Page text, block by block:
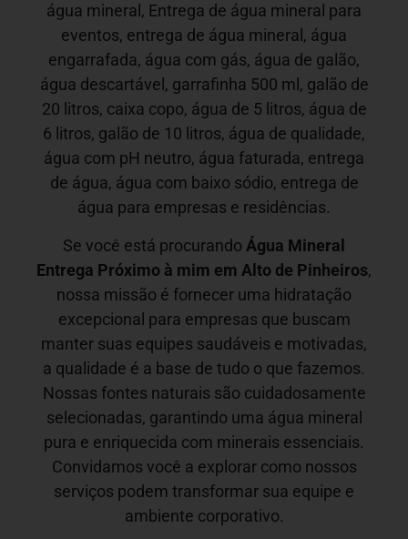
água mineral, Entrega de água mineral para
eventos, entrega de água mineral, água
engarrafada, água com gás, água de galão,
água descartável, garrafinha 500 ml, galão de
20 litros, caixa copo, água de 5 litros, água de
6 litros, galão de 10 litros, água de qualidade,
água com pH neutro, água faturada, entrega
de água, água com baixo sódio, entrega de
água para empresas e residências.
Se você está procurando Água Mineral
Entrega Próximo à mim em Alto de Pinheiros,
nossa missão é fornecer uma hidratação
excepcional para empresas que buscam
manter suas equipes saudáveis e motivadas,
a qualidade é a base de tudo o que fazemos.
Nossas fontes naturais são cuidadosamente
selecionadas, garantindo uma água mineral
pura e enriquecida com minerais essenciais.
Convidamos você a explorar como nossos
serviços podem transformar sua equipe e
ambiente corporativo.